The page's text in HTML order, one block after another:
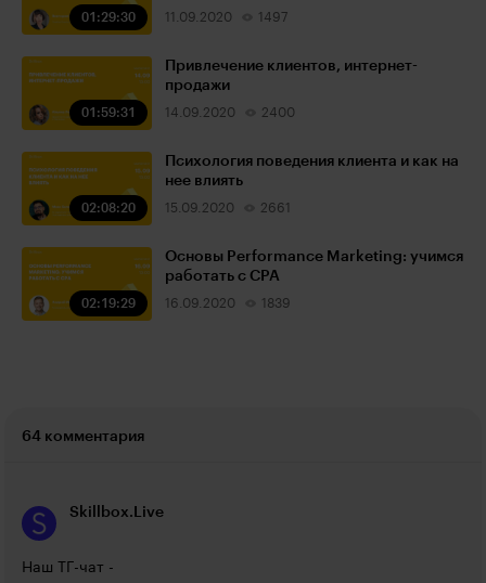
01:29:30 11.09.2020 1497
01:59:31
Привлечение клиентов, интернет-
продажи
14.09.2020 2400
02:08:20
Психология поведения клиента и как на
нее влиять
15.09.2020 2661
02:19:29
Основы Performance Marketing: учимся
работать с CPA
16.09.2020 1839
64 комментария
Skillbox.Live